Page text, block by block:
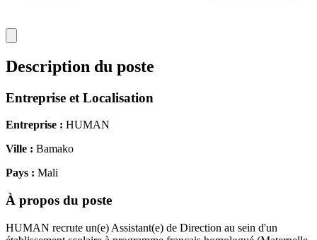
Description du poste
Entreprise et Localisation
Entreprise : HUMAN
Ville : Bamako
Pays : Mali
À propos du poste
HUMAN recrute un(e) Assistant(e) de Direction au sein d'un